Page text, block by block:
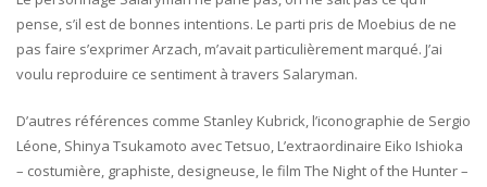
pense, s’il est de bonnes intentions. Le parti pris de Moebius de ne
pas faire s’exprimer Arzach, m’avait particulièrement marqué. J’ai
voulu reproduire ce sentiment à travers Salaryman.
D’autres références comme Stanley Kubrick, l’iconographie de Sergio
Léone, Shinya Tsukamoto avec Tetsuo, L’extraordinaire Eiko Ishioka
– costumière, graphiste, designeuse, le film The Night of the Hunter –